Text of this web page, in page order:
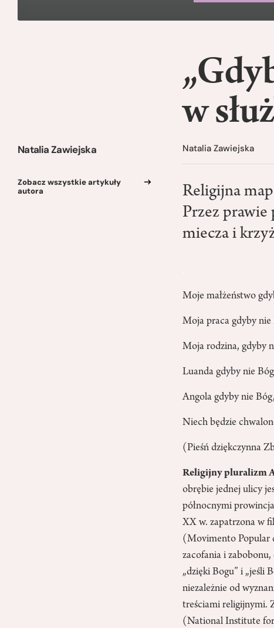
Natalia Zawiejska
Zobacz wszystkie artykuły
autora
w
Natalia Zawiejska
Religijna
Przez
miecza i
Moje małżeństwo
Moja praca gdyby nie
Moja rodzina, gdyby
Luanda gdyby nie
Angola gdyby nie
Niech będzie
(Pieśń dziękczynna
Religijny pluralizm
obrębie jednej ulicy
północnymi
XX w. zapatrzona w
(Movimento Popular
zacofania i
„dzięki Bogu” i „jeśli
niezależnie od
treściami religijnymi.
(National Institute